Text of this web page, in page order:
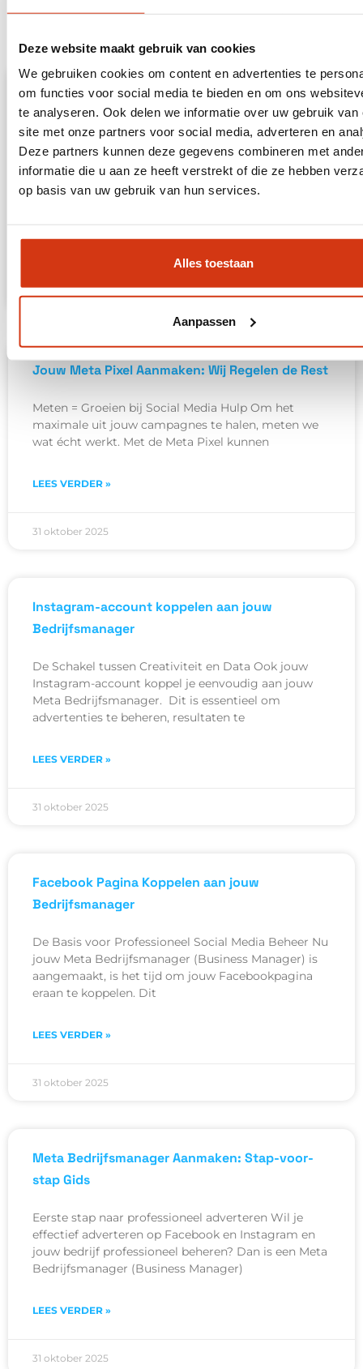
Deze website maakt gebruik van cookies
We gebruiken cookies om content en advertenties te
om functies voor social media te bieden en om ons
te analyseren. Ook delen we informatie over uw gebruik van
site met onze partners voor social media, adverteren en
Deze partners kunnen deze gegevens combineren met
informatie die u aan ze heeft verstrekt of die ze hebben
op basis van uw gebruik van hun services.
Alles toestaan
Aanpassen
Meer lezen?
Jouw Meta Advertentieaccount: Klaar voor
Succesvolle Campagnes
Slim Adverteren met Social Media Hulp Wil je
adverteren op Facebook en Instagram? Dan heb je
een Meta Advertentieaccount nodig. Dit account is
31 oktober 2025
Jouw Meta Pixel Aanmaken: Wij Regelen de Rest
Meten = Groeien bij Social Media Hulp Om het
maximale uit jouw campagnes te halen, meten we
wat écht werkt. Met de Meta Pixel kunnen
LEES VERDER »
31 oktober 2025
Instagram-account koppelen aan jouw
Bedrijfsmanager
De Schakel tussen Creativiteit en Data Ook jouw
Instagram-account koppel je eenvoudig aan jouw
Meta Bedrijfsmanager. Dit is essentieel om
advertenties te beheren, resultaten te
LEES VERDER »
31 oktober 2025
Facebook Pagina Koppelen aan jouw
Bedrijfsmanager
De Basis voor Professioneel Social Media Beheer Nu
jouw Meta Bedrijfsmanager (Business Manager) is
aangemaakt, is het tijd om jouw Facebookpagina
eraan te koppelen. Dit
LEES VERDER »
31 oktober 2025
Meta Bedrijfsmanager Aanmaken: Stap-voor-
stap Gids
Eerste stap naar professioneel adverteren Wil je
effectief adverteren op Facebook en Instagram en
jouw bedrijf professioneel beheren? Dan is een Meta
Bedrijfsmanager (Business Manager)
LEES VERDER »
31 oktober 2025